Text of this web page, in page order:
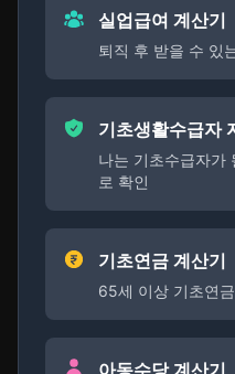
실업급여 계산기
퇴직 후 받을 수 있
기초생활수급자
나는 기초수급자가
로 확인
기초연금 계산기
65세 이상 기초연